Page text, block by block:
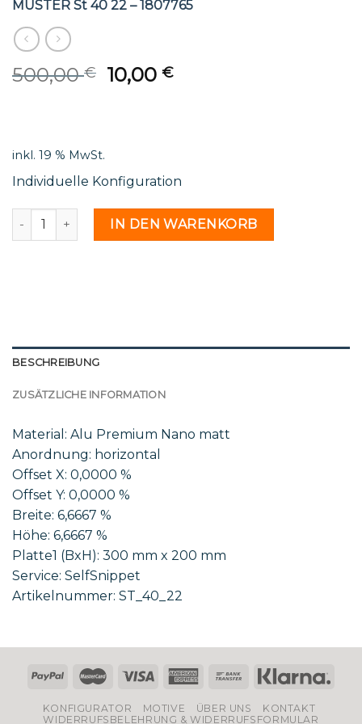
MUSTER St 40 22 – 1807765
500,00€
Original
10,00€Current
inkl. 19 % MwSt.
Individuelle Konfiguration
MUSTER St 40 22 - 1807765 Menge
IN DEN WARENKORB
BESCHREIBUNG
ZUSÄTZLICHE INFORMATION
Material: Alu Premium Nano matt
Anordnung: horizontal
Offset X: 0,0000 %
Offset Y: 0,0000 %
Breite: 6,6667 %
Höhe: 6,6667 %
Platte1 (BxH): 300 mm x 200 mm
Service: SelfSnippet
Artikelnummer: ST_40_22
KONFIGURATOR MOTIVE ÜBER UNS
KONTAKT
WIDERRUFSBELEHRUNG & WIDERRUFSFORMULAR